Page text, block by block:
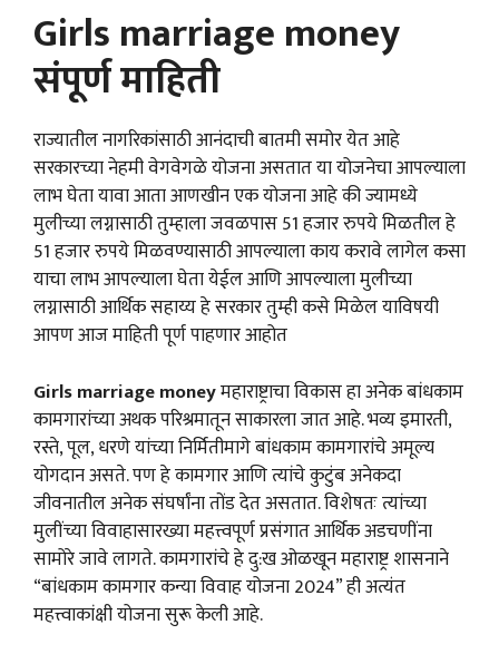
Girls marriage money
संपूर्ण माहिती
राज्यातील नागरिकांसाठी आनंदाची बातमी समोर येत आहे
सरकारच्या नेहमी वेगवेगळे योजना असतात या योजनेचा आपल्याला
लाभ घेता यावा आता आणखीन एक योजना आहे की ज्यामध्ये
मुलीच्या लग्नासाठी तुम्हाला जवळपास 51 हजार रुपये मिळतील हे
51 हजार रुपये मिळवण्यासाठी आपल्याला काय करावे लागेल कसा
याचा लाभ आपल्याला घेता येईल आणि आपल्याला मुलीच्या
लग्नासाठी आर्थिक सहाय्य हे सरकार तुम्ही कसे मिळेल याविषयी
आपण आज माहिती पूर्ण पाहणार आहोत
Girls marriage moneyमहाराष्ट्राचा विकास हा अनेक बांधकाम
कामगारांच्या अथक परिश्रमातून साकारला जात आहे. भव्य इमारती,
रस्ते, पूल, धरणे यांच्या निर्मितीमागे बांधकाम कामगारांचे अमूल्य
योगदान असते. पण हे कामगार आणि त्यांचे कुटुंब अनेकदा
जीवनातील अनेक संघर्षांना तोंड देत असतात. विशेषतः त्यांच्या
मुलींच्या विवाहासारख्या महत्त्वपूर्ण प्रसंगात आर्थिक अडचणींना
सामोरे जावे लागते. कामगारांचे हे दु:ख ओळखून महाराष्ट्र शासनाने
“बांधकाम कामगार कन्या विवाह योजना 2024” ही अत्यंत
महत्त्वाकांक्षी योजना सुरू केली आहे.